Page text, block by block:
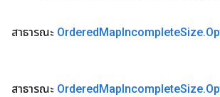
สาธารณะ OrderedMapIncompleteSize.
สาธารณะ OrderedMapIncompleteSize.